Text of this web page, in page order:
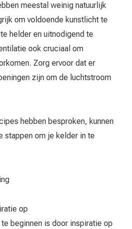
meestal weinig natuurlijk
om voldoende kunstlicht te
helder en uitnodigend te
ook cruciaal om
Zorg ervoor dat er
zijn om de luchtstroom
hebben besproken, kunnen
stappen om je kelder in te
op
te beginnen is door inspiratie op